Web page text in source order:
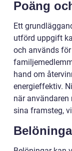
Poäng
Ett
utförd uppgift
och används
hand om
energieffektiv.
när
sina framsteg,